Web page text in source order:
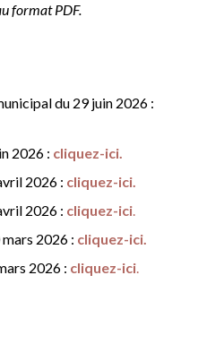
format PDF.
du 29 juin 2026 :
2026 : cliquez-ici.
2026 : cliquez-ici.
2026 : cliquez-ici.
2026 : cliquez-ici.
2026 : cliquez-ici.